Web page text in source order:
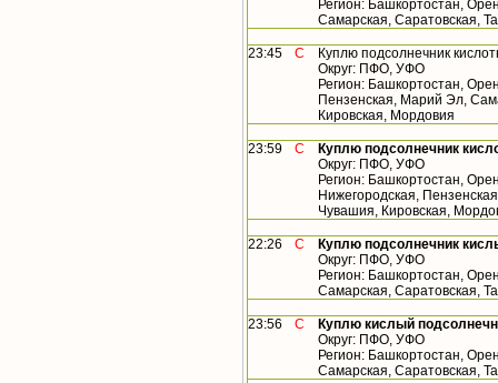
Регион: Башкортостан,
Самарская, Саратовская,
23:45 С
Куплю подсолнечник
Округ: ПФО, УФО
Регион: Башкортостан,
Пензенская, Марий Эл,
Кировская, Мордовия
23:59 С
Куплю подсолнечник
Округ: ПФО, УФО
Регион: Башкортостан,
Нижегородская,
Чувашия, Кировская,
22:26 С
Куплю подсолнечник
Округ: ПФО, УФО
Регион: Башкортостан,
Самарская, Саратовская,
23:56 С
Куплю кислый
Округ: ПФО, УФО
Регион: Башкортостан,
Самарская, Саратовская,